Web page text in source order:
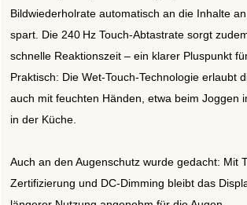
Bildwiederholrate automatisch an die Inhalte
spart. Die 240 Hz Touch-Abtastrate sorgt
schnelle Reaktionszeit – ein klarer Pluspunkt
Praktisch: Die Wet-Touch-Technologie erlaubt
auch mit feuchten Händen, etwa beim Joggen
in der Küche.
Auch an den Augenschutz wurde gedacht: Mit
Zertifizierung und DC-Dimming bleibt das